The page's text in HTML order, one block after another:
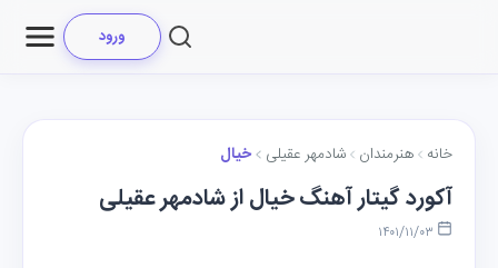
ورود
خانه هنرمندان شادمهر عقیلی خیال
آکورد گیتار آهنگ خیال از شادمهر عقیلی